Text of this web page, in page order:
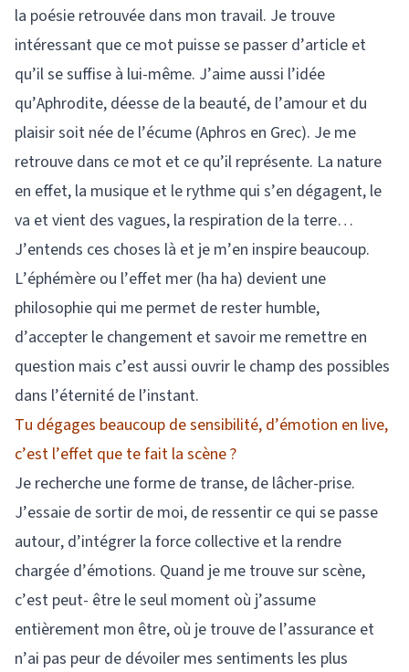
la poésie retrouvée dans mon travail. Je trouve
intéressant que ce mot puisse se passer d’article et
qu’il se suffise à lui-même. J’aime aussi l’idée
qu’Aphrodite, déesse de la beauté, de l’amour et du
plaisir soit née de l’écume (Aphros en Grec). Je me
retrouve dans ce mot et ce qu’il représente. La nature
en effet, la musique et le rythme qui s’en dégagent, le
va et vient des vagues, la respiration de la terre…
J’entends ces choses là et je m’en inspire beaucoup.
L’éphémère ou l’effet mer (ha ha) devient une
philosophie qui me permet de rester humble,
d’accepter le changement et savoir me remettre en
question mais c’est aussi ouvrir le champ des possibles
dans l’éternité de l’instant.
Tu dégages beaucoup de sensibilité, d’émotion en live,
c’est l’effet que te fait la scène ?
Je recherche une forme de transe, de lâcher-prise.
J’essaie de sortir de moi, de ressentir ce qui se passe
autour, d’intégrer la force collective et la rendre
chargée d’émotions. Quand je me trouve sur scène,
c’est peut- être le seul moment où j’assume
entièrement mon être, où je trouve de l’assurance et
n’ai pas peur de dévoiler mes sentiments les plus